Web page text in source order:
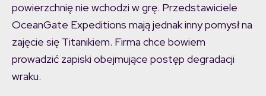
powierzchnię nie wchodzi w grę. Przedstawiciele
OceanGate Expeditions mają jednak inny pomysł na
zajęcie się Titanikiem. Firma chce bowiem
prowadzić zapiski obejmujące postęp degradacji
wraku.